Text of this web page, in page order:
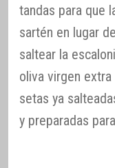
tandas para que
sartén en lugar
saltear la
oliva virgen
setas ya
y preparadas